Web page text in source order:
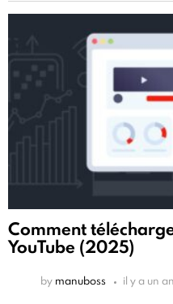
Comment
YouTube (2025)
by manuboss il y a un an